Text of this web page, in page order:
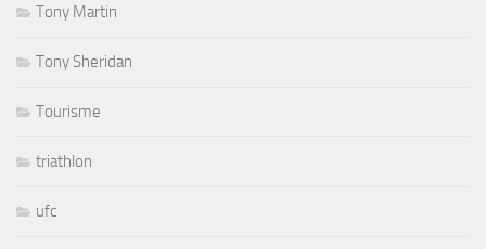
Tony Martin
Tony Sheridan
Tourisme
triathlon
ufc